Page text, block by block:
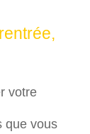
votre
que vous